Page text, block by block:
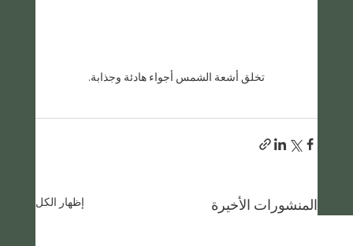
تخلق أشعة الشمس أجواء هادئة وجذابة.
المنشورات الأخيرة إظهار الكل